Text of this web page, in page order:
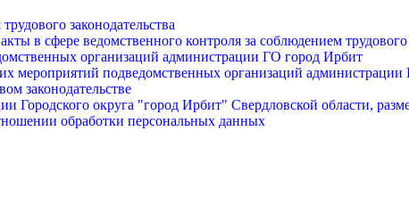
законодательства
в сфере ведомственного контроля за соблюдением трудового
организаций администрации ГО город Ирбит
мероприятий подведомственных организаций
законодательстве
Городского округа "город Ирбит" Свердловской области,
обработки персональных данных